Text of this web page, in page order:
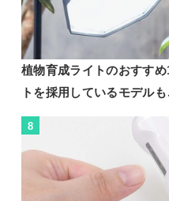
植物育成ライトのおすす
トを採用しているモデル
8